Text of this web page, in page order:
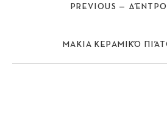
PREVIOUS —
MAKIA ΚΕΡΑΜΙΚΌ